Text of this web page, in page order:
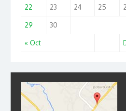
« Oct
22 23 24 25
29 30